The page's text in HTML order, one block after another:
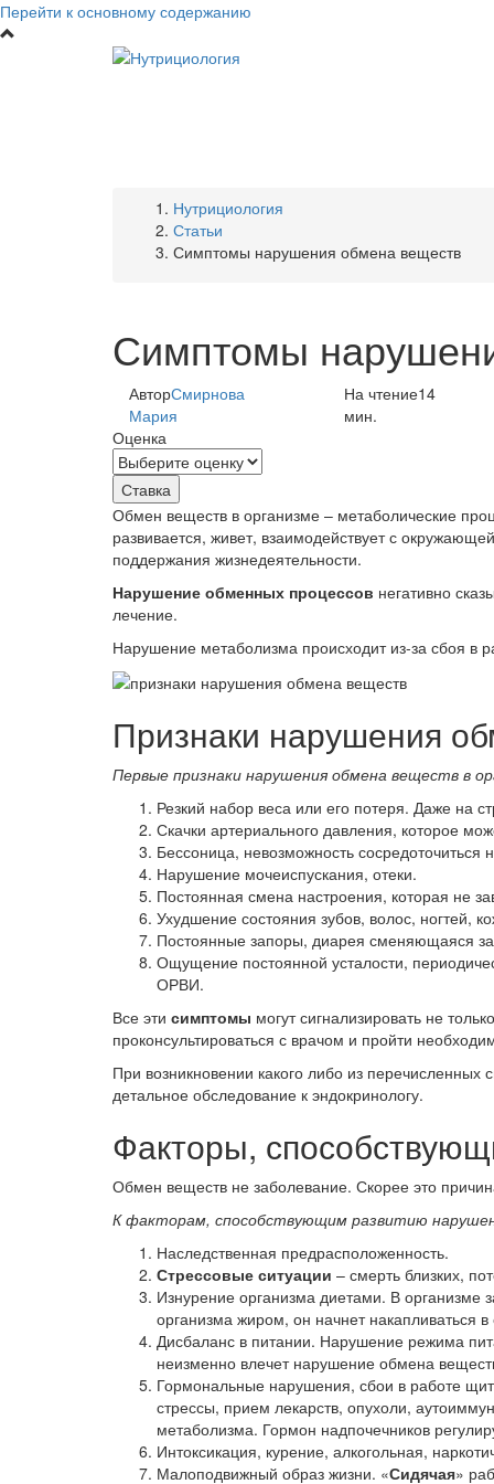
Перейти к основному содержанию
Нутрициология
Статьи
Симптомы нарушения обмена веществ
Симптомы
АвторСмирнова
Мария
На чтение14
мин.
Оценка
Обмен веществ в организме – метаболические
развивается, живет, взаимодействует с
поддержания жизнедеятельности.
Нарушение обменных процессов негативно
лечение.
Нарушение метаболизма происходит из-за сбоя в
Признаки нарушения
Первые признаки нарушения обмена веществ в
Резкий набор веса или его потеря. Даже на
Скачки артериального давления, которое
Бессоница, невозможность сосредоточиться
Нарушение мочеиспускания, отеки.
Постоянная смена настроения, которая не
Ухудшение состояния зубов, волос, ногтей,
Постоянные запоры, диарея сменяющаяся
Ощущение постоянной усталости,
ОРВИ.
Все эти симптомы могут сигнализировать не
проконсультироваться с врачом и пройти
При возникновении какого либо из
детальное обследование к эндокринологу.
Факторы,
Обмен веществ не заболевание. Скорее это
К факторам, способствующим развитию
Наследственная предрасположенность.
Стрессовые ситуации – смерть близких,
Изнурение организма диетами. В
организма жиром, он начнет
Дисбаланс в питании. Нарушение режима
неизменно влечет нарушение обмена
Гормональные нарушения, сбои в работе
стрессы, прием лекарств, опухоли,
метаболизма. Гормон надпочечников
Интоксикация, курение, алкогольная,
Малоподвижный образ жизни. «Сидячая»